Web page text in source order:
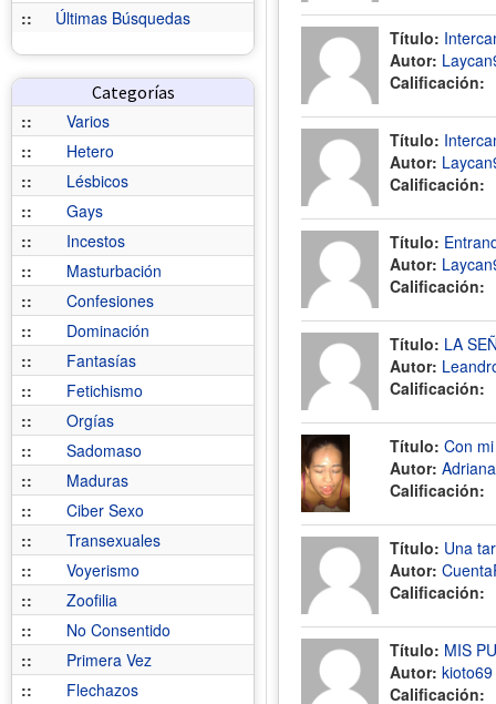
::
Últimas Búsquedas
Categorías
::
Varios
::
Hetero
::
Lésbicos
::
Gays
::
Incestos
::
Masturbación
::
Confesiones
::
Dominación
::
Fantasías
::
Fetichismo
::
Orgías
::
Sadomaso
::
Maduras
::
Ciber Sexo
::
Transexuales
::
Voyerismo
::
Zoofilia
::
No Consentido
::
Primera Vez
::
Flechazos
Título:
Autor:
Calificación:
Título:
Autor:
Calificación:
Título:
Autor:
Calificación:
Título: LA
Autor:
Calificación:
Título: Con
Autor:
Calificación:
Título: Una
Autor:
Calificación:
Título: MIS
Autor: kioto69
Calificación: